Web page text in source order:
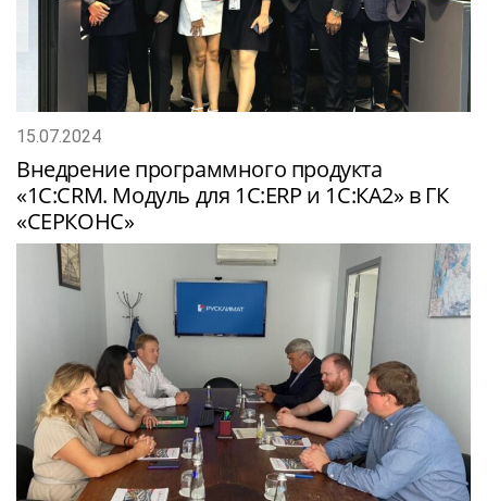
15.07.2024
Внедрение программного продукта
«1С:CRM. Модуль для 1С:ERP и 1С:КА2» в ГК
«СЕРКОНС»